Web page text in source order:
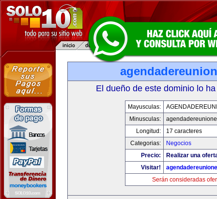
El dueño de este dominio lo
Mayusculas:
Minusculas:
Longitud:
17 caracteres
Categorias:
Negocios
Precio:
Realizar una
Visitar!
Serán consideradas